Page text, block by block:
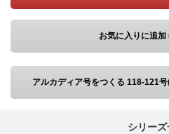
お気に入りに追加
アルカディア号をつくる 118-121
シリー